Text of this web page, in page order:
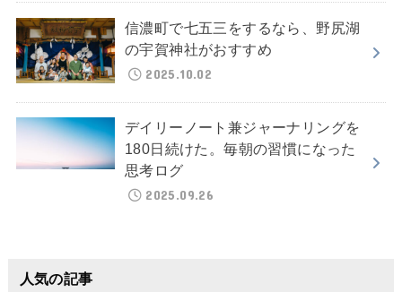
信濃町で七五三をするなら、野尻湖
の宇賀神社がおすすめ
2025.10.02
デイリーノート兼ジャーナリングを
180日続けた。毎朝の習慣になった
思考ログ
2025.09.26
人気の記事